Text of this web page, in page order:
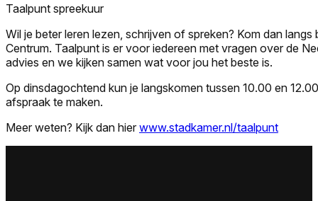
Taalpunt spreekuur
Wil je beter leren lezen, schrijven of spreken? Kom dan langs
Centrum. Taalpunt is er voor iedereen met vragen over de
advies en we kijken samen wat voor jou het beste is.
Op dinsdagochtend kun je langskomen tussen 10.00 en
afspraak te maken.
Meer weten? Kijk dan hier www.stadkamer.nl/taalpunt